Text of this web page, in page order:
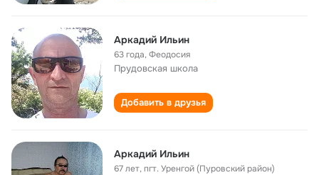
Аркадий Ильин
63 года,Феодосия
Прудовская школа
Добавить в друзья
Аркадий Ильин
67 лет,пгт. Уренгой (Пуровский район)